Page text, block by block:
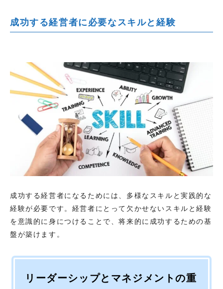
成功する経営者に必要なスキルと経験
成功する経営者になるためには、多様なスキルと実践的な
経験が必要です。経営者にとって欠かせないスキルと経験
を意識的に身につけることで、将来的に成功するための基
盤が築けます。
リーダーシップとマネジメントの重